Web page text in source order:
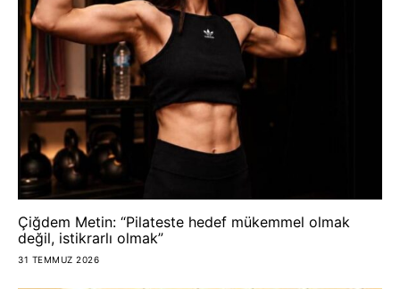
Çiğdem Metin: “Pilateste hedef mükemmel olmak
değil, istikrarlı olmak”
31 TEMMUZ 2026